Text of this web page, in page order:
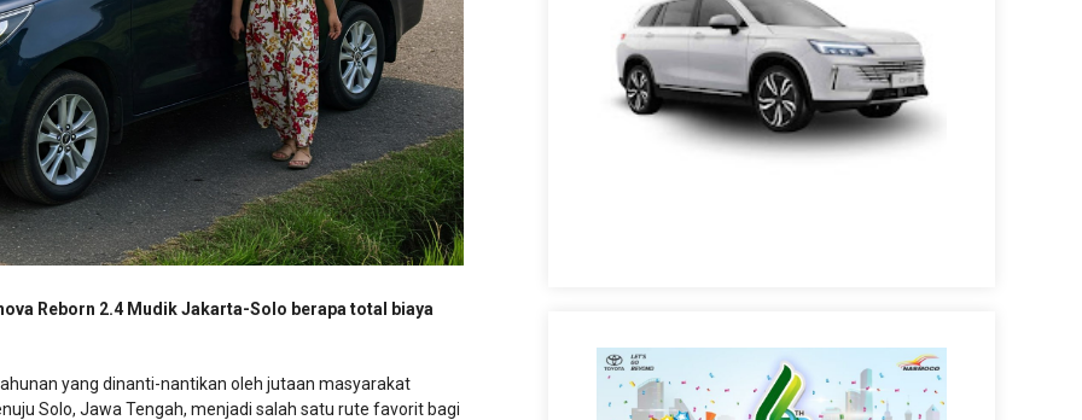
Reborn 2.4 Mudik Jakarta-Solo berapa total biaya
yang dinanti-nantikan oleh jutaan masyarakat
Solo, Jawa Tengah, menjadi salah satu rute favorit bagi